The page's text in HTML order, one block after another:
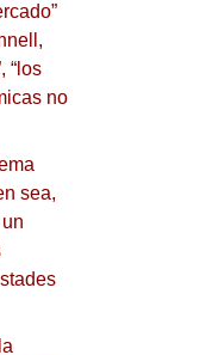
“los
no
sea,